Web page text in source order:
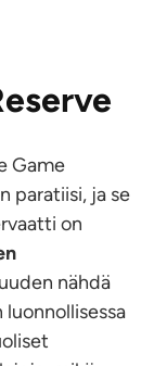
Game
paratiisi, ja se
on
nähdä